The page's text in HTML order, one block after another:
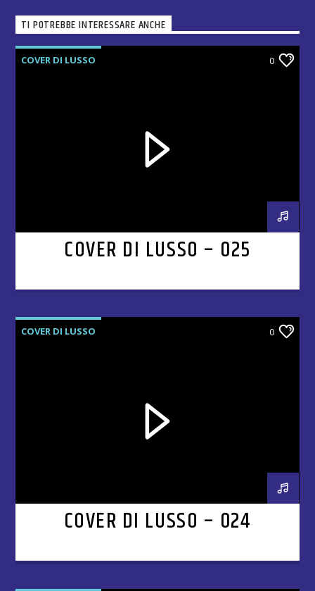
TI POTREBBE INTERESSARE ANCHE
COVER DI LUSSO 0
COVER DI LUSSO – 025
COVER DI LUSSO 0
COVER DI LUSSO – 024